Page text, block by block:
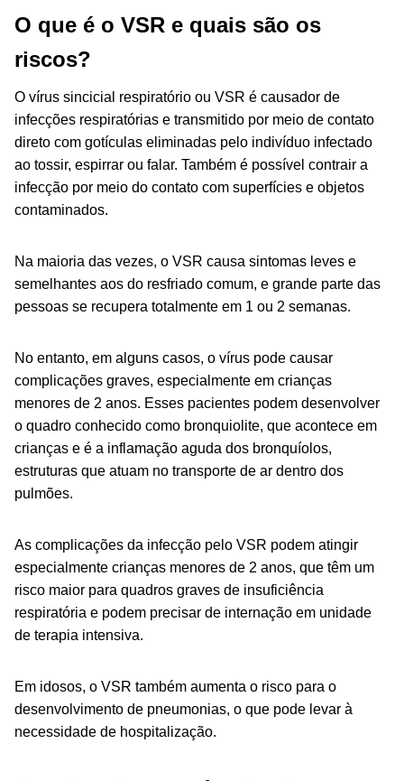
O que é o VSR e quais são os
riscos?
O vírus sincicial respiratório ou VSR é causador de
infecções respiratórias e transmitido por meio de contato
direto com gotículas eliminadas pelo indivíduo infectado
ao tossir, espirrar ou falar. Também é possível contrair a
infecção por meio do contato com superfícies e objetos
contaminados.
Na maioria das vezes, o VSR causa sintomas leves e
semelhantes aos do resfriado comum, e grande parte das
pessoas se recupera totalmente em 1 ou 2 semanas.
No entanto, em alguns casos, o vírus pode causar
complicações graves, especialmente em crianças
menores de 2 anos. Esses pacientes podem desenvolver
o quadro conhecido como bronquiolite, que acontece em
crianças e é a inflamação aguda dos bronquíolos,
estruturas que atuam no transporte de ar dentro dos
pulmões.
As complicações da infecção pelo VSR podem atingir
especialmente crianças menores de 2 anos, que têm um
risco maior para quadros graves de insuficiência
respiratória e podem precisar de internação em unidade
de terapia intensiva.
Em idosos, o VSR também aumenta o risco para o
desenvolvimento de pneumonias, o que pode levar à
necessidade de hospitalização.